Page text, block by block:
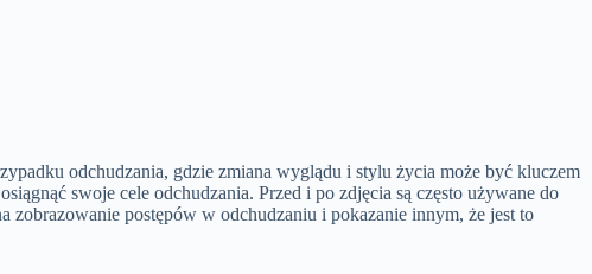
odchudzania, gdzie zmiana wyglądu i stylu życia może być kluczem
swoje cele odchudzania. Przed i po zdjęcia są często używane do
zobrazowanie postępów w odchudzaniu i pokazanie innym, że jest to